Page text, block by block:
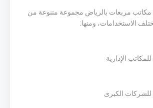
مربعات بالرياض مجموعة متنوعة من
الاستخدامات، ومنها:
الإدارية
الكبرى